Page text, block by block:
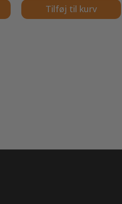
Tilføj til kurv